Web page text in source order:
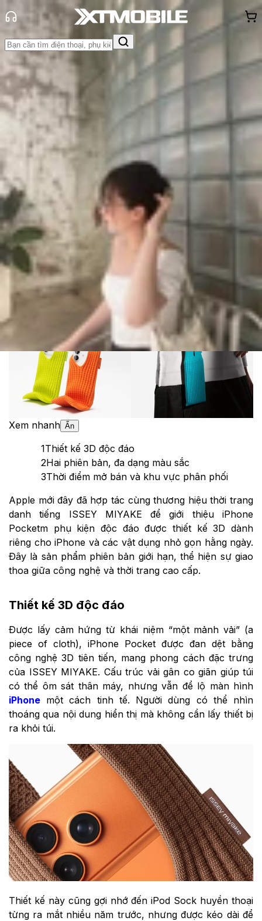
Trang chủ
Tin tức
Tin Mới
Tin Mới
Đánh Giá - Trên Tay
Khuyến
Thủ thuật Thông báoKhách
hàng - Sự kiện
Apple ra mắt túi iPhone Pocket, giá
lên đến 6 triệu đồng
Triệu Vy
Ngày đăng: 12/11/2025
Cập nhật:
12/11/2025
Theo dõi XTMobile trên
Xem nhanh Ẩn
1Thiết kế 3D độc đáo
2Hai phiên bản, đa dạng màu sắc
3Thời điểm mở bán và khu vực phân phối
Apple mới đây đã hợp tác cùng thương hiệu thời trang
danh tiếng ISSEY MIYAKE để giới thiệu iPhone
Pocketm phụ kiện độc đáo được thiết kế 3D dành
riêng cho iPhone và các vật dụng nhỏ gọn hằng ngày.
Đây là sản phẩm phiên bản giới hạn, thể hiện sự giao
thoa giữa công nghệ và thời trang cao cấp.
Thiết kế 3D độc đáo
Được lấy cảm hứng từ khái niệm “một mảnh vải” (a
piece of cloth), iPhone Pocket được đan dệt bằng
công nghệ 3D tiên tiến, mang phong cách đặc trưng
của ISSEY MIYAKE. Cấu trúc vải gân co giãn giúp túi
có thể ôm sát thân máy, nhưng vẫn để lộ màn hình
iPhone một cách tinh tế. Người dùng có thể nhìn
thoáng qua nội dung hiển thị mà không cần lấy thiết bị
ra khỏi túi.
Thiết kế này cũng gợi nhớ đến iPod Sock huyền thoại
từng ra mắt nhiều năm trước, nhưng được kéo dài để